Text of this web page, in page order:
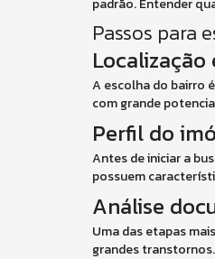
padrão. Entender
Passos para
A escolha do bairro
com grande
Perfil do
Antes de iniciar a
possuem
Análise
Uma das etapas
grandes